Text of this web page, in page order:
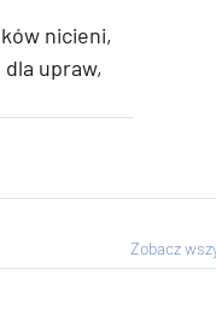
nicieni,
upraw,
Zobacz